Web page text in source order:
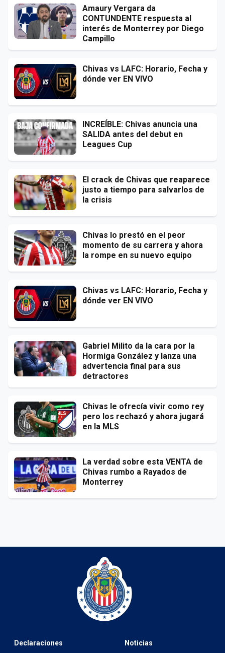
Amaury Vergara da
CONTUNDENTE respuesta al
interés de Monterrey por Diego
Campillo
Chivas vs LAFC: Horario, Fecha y
dónde ver EN VIVO
INCREÍBLE: Chivas anuncia una
SALIDA antes del debut en
Leagues Cup
El crack de Chivas que reaparece
justo a tiempo para salvarlos de
la crisis
Chivas lo prestó en el peor
momento de su carrera y ahora
la rompe en su nuevo equipo
Chivas vs LAFC: Horario, Fecha y
dónde ver EN VIVO
Gabriel Milito da la cara por la
Hormiga González y lanza una
advertencia final para sus
detractores
Chivas le ofrecía vivir como rey
pero los rechazó y ahora jugará
en la MLS
La verdad sobre esta VENTA de
Chivas rumbo a Rayados de
Monterrey
Declaraciones Noticias